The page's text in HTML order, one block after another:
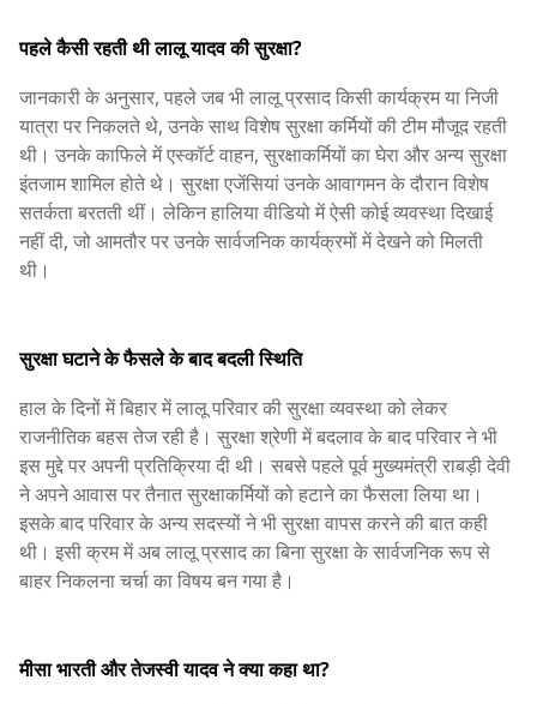
पहले कैसी रहती थी लालू यादव की सुरक्षा?
जानकारी के अनुसार, पहले जब भी लालू प्रसाद किसी कार्यक्रम या निजी
यात्रा पर निकलते थे, उनके साथ विशेष सुरक्षा कर्मियों की टीम मौजूद रहती
थी। उनके काफिले में एस्कॉर्ट वाहन, सुरक्षाकर्मियों का घेरा और अन्य सुरक्षा
इंतजाम शामिल होते थे। सुरक्षा एजेंसियां उनके आवागमन के दौरान विशेष
सतर्कता बरतती थीं। लेकिन हालिया वीडियो में ऐसी कोई व्यवस्था दिखाई
नहीं दी, जो आमतौर पर उनके सार्वजनिक कार्यक्रमों में देखने को मिलती
थी।
सुरक्षा घटाने के फैसले के बाद बदली स्थिति
हाल के दिनों में बिहार में लालू परिवार की सुरक्षा व्यवस्था को लेकर
राजनीतिक बहस तेज रही है। सुरक्षा श्रेणी में बदलाव के बाद परिवार ने भी
इस मुद्दे पर अपनी प्रतिक्रिया दी थी। सबसे पहले पूर्व मुख्यमंत्री राबड़ी देवी
ने अपने आवास पर तैनात सुरक्षाकर्मियों को हटाने का फैसला लिया था।
इसके बाद परिवार के अन्य सदस्यों ने भी सुरक्षा वापस करने की बात कही
थी। इसी क्रम में अब लालू प्रसाद का बिना सुरक्षा के सार्वजनिक रूप से
बाहर निकलना चर्चा का विषय बन गया है।
मीसा भारती और तेजस्वी यादव ने क्या कहा था?